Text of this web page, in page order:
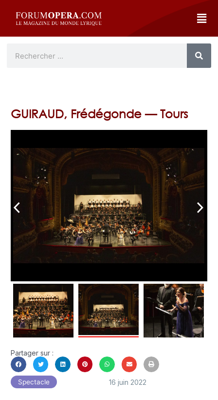
GUIRAUD, Frédégonde — Tours
arrow_back_ios arrow_forward_ios
Partager sur :
Spectacle 16 juin 2022